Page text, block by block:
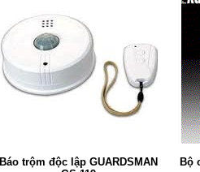
Báo trộm độc lập GUARDSMAN
Bộ